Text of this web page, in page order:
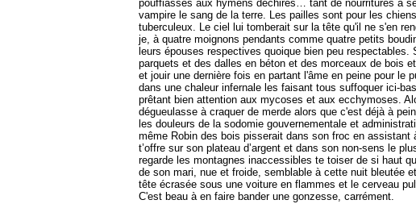
pouffiasses aux hymens déchirés… tant de nourritures à
vampire le sang de la terre. Les pailles sont pour les
tuberculeux. Le ciel lui tomberait sur la tête qu'il ne s'en
je, à quatre moignons pendants comme quatre petits
leurs épouses respectives quoique bien peu
parquets et des dalles en béton et des morceaux de bois
et jouir une dernière fois en partant l'âme en peine pour le
dans une chaleur infernale les faisant tous suffoquer ici-
prêtant bien attention aux mycoses et aux ecchymoses.
dégueulasse à craquer de merde alors que c'est déjà à
les douleurs de la sodomie gouvernementale et
même Robin des bois pisserait dans son froc en
t’offre sur son plateau d’argent et dans son non-sens le
regarde les montagnes inaccessibles te toiser de si haut
de son mari, nue et froide, semblable à cette nuit
tête écrasée sous une voiture en flammes et le cerveau
C'est beau à en faire bander une gonzesse, carrément.